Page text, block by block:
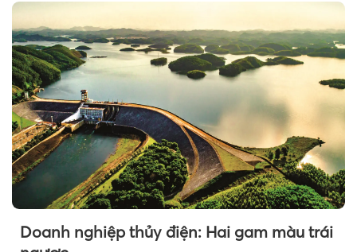
Doanh nghiệp thủy điện: Hai gam màu trái